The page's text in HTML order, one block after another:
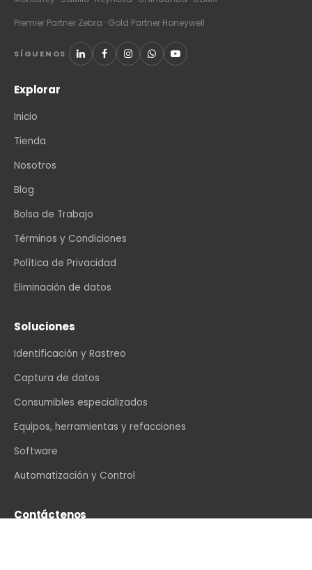
Premier Partner Zebra · Gold Partner Honeywell
SÍGUENOS
Explorar
Inicio
Tienda
Nosotros
Blog
Bolsa de Trabajo
Términos y Condiciones
Política de Privacidad
Eliminación de datos
Soluciones
Identificación y Rastreo
Captura de datos
Consumibles especializados
Equipos, herramientas y refacciones
Software
Automatización y Control
Contáctenos